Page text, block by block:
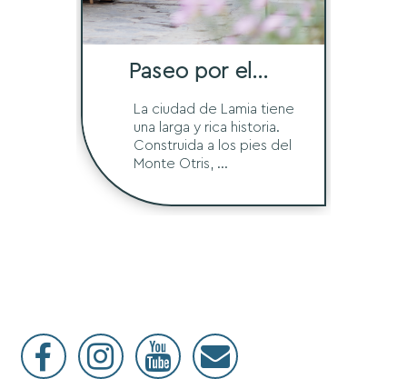
Paseo por el
Centro Histórico
La ciudad de Lamia tiene
una larga y rica historia.
Construida a los pies del
Monte Otris, ...